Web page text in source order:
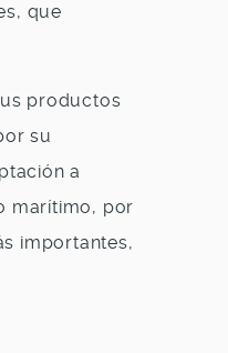
que
productos
su
a
marítimo, por
importantes,